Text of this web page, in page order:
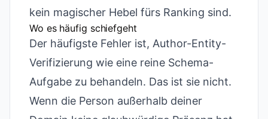
kein magischer Hebel fürs Ranking sind.
Wo es häufig schiefgeht
Der häufigste Fehler ist, Author-Entity-
Verifizierung wie eine reine Schema-
Aufgabe zu behandeln. Das ist sie nicht.
Wenn die Person außerhalb deiner